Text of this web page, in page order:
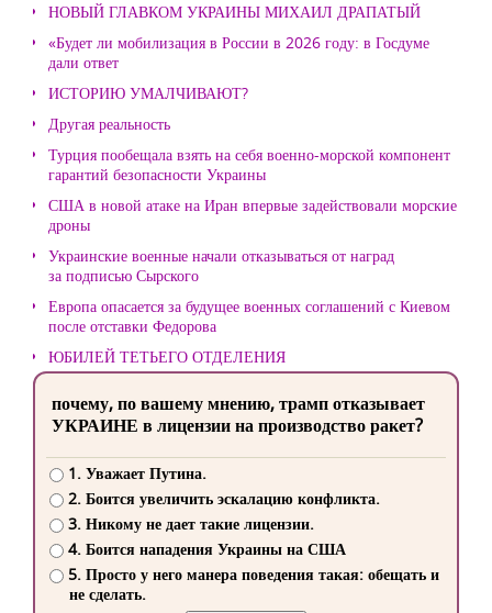
НОВЫЙ ГЛАВКОМ УКРАИНЫ МИХАИЛ ДРАПАТЫЙ
«Будет ли мобилизация в России в 2026 году: в Госдуме
дали ответ
ИСТОРИЮ УМАЛЧИВАЮТ?
Другая реальность
Турция пообещала взять на себя военно-морской компонент
гарантий безопасности Украины
США в новой атаке на Иран впервые задействовали морские
дроны
Украинские военные начали отказываться от наград
за подписью Сырского
Европа опасается за будущее военных соглашений с Киевом
после отставки Федорова
ЮБИЛЕЙ ТЕТЬЕГО ОТДЕЛЕНИЯ
почему, по вашему мнению, трамп отказывает
УКРАИНЕ в лицензии на производство ракет?
1. Уважает Путина.
2. Боится увеличить эскалацию конфликта.
3. Никому не дает такие лицензии.
4. Боится нападения Украины на США
5. Просто у него манера поведения такая: обещать и
не сделать.